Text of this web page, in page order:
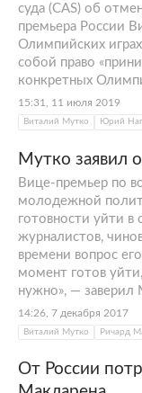
суда (CAS) об
премьера России
Олимпийских
собой право
конкретных
15:31, 11 июля 2019
Виталий Мутко Юрий
Мутко заявил
Вице-премьер по
молодежной
готовности уйти в
журналистов,
времени вопрос
момент готов
нужно», — заверил
14:26, 7 декабря 2017
Виталий Мутко Ричард
От России